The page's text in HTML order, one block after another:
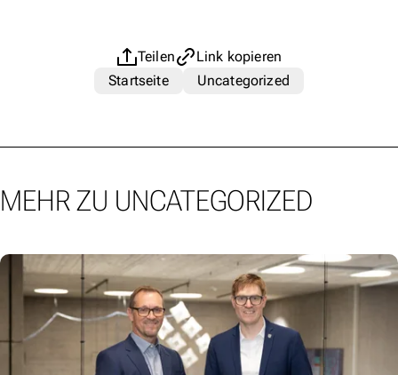
Teilen
Link kopieren
Startseite
Uncategorized
MEHR ZU UNCATEGORIZED